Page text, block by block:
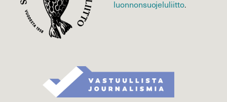
luonnonsuojelu­liitto.